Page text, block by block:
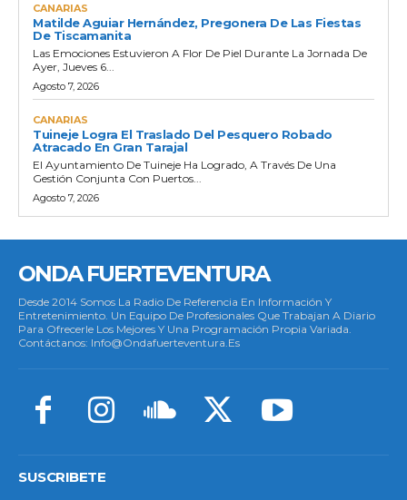
CANARIAS
Matilde Aguiar Hernández, Pregonera De Las Fiestas
De Tiscamanita
Las Emociones Estuvieron A Flor De Piel Durante La Jornada De
Ayer, Jueves 6...
Agosto 7, 2026
CANARIAS
Tuineje Logra El Traslado Del Pesquero Robado
Atracado En Gran Tarajal
El Ayuntamiento De Tuineje Ha Logrado, A Través De Una
Gestión Conjunta Con Puertos...
Agosto 7, 2026
ONDA FUERTEVENTURA
Desde 2014 Somos La Radio De Referencia En Información Y
Entretenimiento. Un Equipo De Profesionales Que Trabajan A Diario
Para Ofrecerle Los Mejores Y Una Programación Propia Variada.
Contáctanos: Info@ondafuerteventura.es
SUSCRIBETE